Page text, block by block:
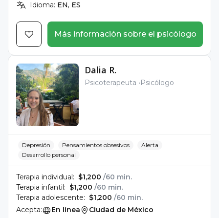
Idioma: EN, ES
Más información sobre el psicólogo
Dalia R.
Psicoterapeuta Psicólogo
Depresión Pensamientos obsesivos
Alerta
Desarrollo personal
Terapia individual: $1,200 /60 min.
Terapia infantil: $1,200 /60 min.
Terapia adolescente: $1,200 /60 min.
Acepta:
En línea Ciudad de México